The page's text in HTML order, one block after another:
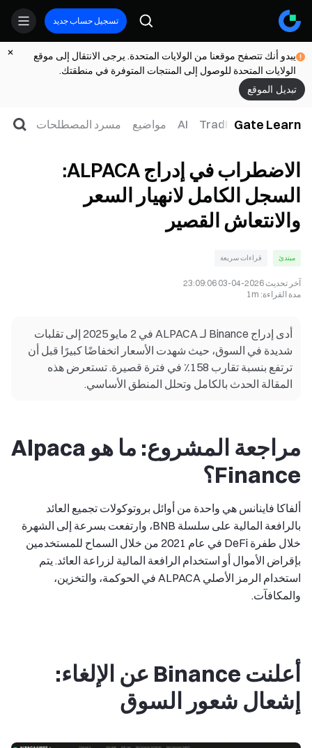
تسجيل حساب جديد
يبدو أنك تتصفح موقعنا من الولايات المتحدة. يرجى الانتقال إلى موقع
الولايات المتحدة للوصول إلى المنتجات المتوفرة في منطقتك.
تبديل الموقع
Gate Learn
ويب3 TradFi
AI مواضيع مسرد المصطلحات
الاضطراب في إدراج ALPACA:
السجل الكامل لانهيار السعر
والانتعاش القصير
مبتدئ قراءات سريعة
آخر تحديث2026-04-03 23:09:06
مدة القراءة:
1m
أدى إدراج Binance لـ ALPACA في 2 مايو 2025 إلى تقلبات
شديدة في السوق، حيث شهدت الأسعار انخفاضًا كبيرًا قبل أن
ترتفع بنسبة تقارب 158٪ في فترة قصيرة. تستعرض هذه
المقالة الحدث بالكامل وتحلل المنطق الأساسي.
مراجعة المشروع: ما هو Alpaca
Finance؟
ألفاكا فاينانس هي واحدة من أوائل بروتوكولات تجميع العائد
بالرافعة المالية على سلسلة BNB، وارتفعت بسرعة إلى الشهرة
خلال طفرة DeFi في عام 2021 من خلال السماح للمستخدمين
بإقراض الأموال أو استخدام الرافعة المالية لزراعة العائد. يتم
استخدام الرمز الأصلي ALPACA في الحوكمة، والتخزين،
والمكافآت.
أعلنت Binance عن الإلغاء:
إشعال شعور السوق